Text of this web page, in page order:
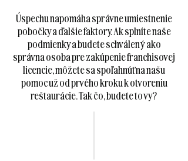
Úspechu napomáha správne umiestnenie
pobočky a ďalšie faktory. Ak splníte naše
podmienky a budete schválený ako
správna osoba pre zakúpenie franchisovej
licencie, môžete sa spoľahnúť na našu
pomoc už od prvého kroku k otvoreniu
reštaurácie. Tak čo, budete to vy?